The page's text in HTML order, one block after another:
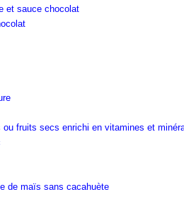
et sauce chocolat
fruits secs enrichi en vitamines et
de maïs sans cacahuète